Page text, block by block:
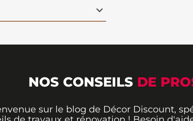
en un véritable
papier peint apporte
de vie avec style.
NOS CONSEILS DE
sur le blog de Décor Discount,